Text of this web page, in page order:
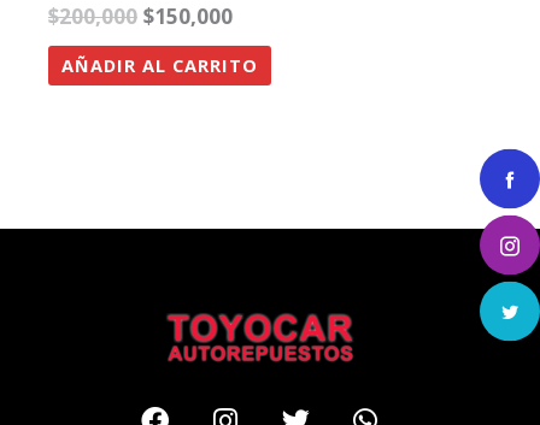
$200,000 $150,000
AÑADIR AL CARRITO
FacebookInstagram
TwitterWhatsapp